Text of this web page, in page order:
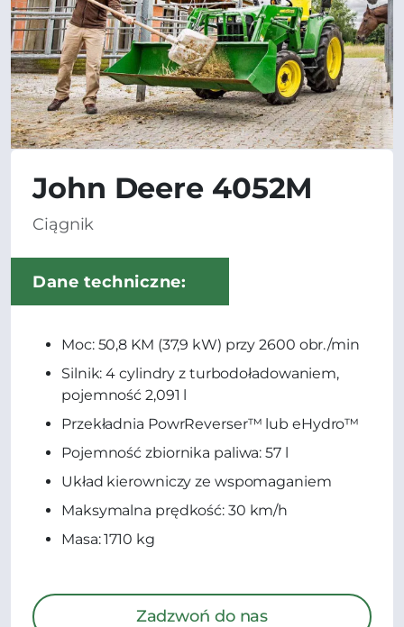
John Deere 4052M
Ciągnik
Dane techniczne:
Moc: 50,8 KM (37,9 kW) przy 2600 obr./min
Silnik: 4 cylindry z turbodoładowaniem,
pojemność 2,091 l
Przekładnia PowrReverser™ lub eHydro™
Pojemność zbiornika paliwa: 57 l
Układ kierowniczy ze wspomaganiem
Maksymalna prędkość: 30 km/h
Masa: 1710 kg
Zadzwoń do nas